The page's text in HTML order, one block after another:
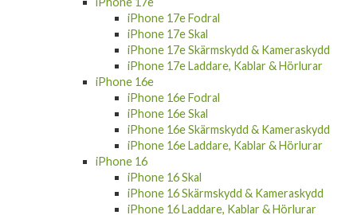
iPhone Air Skärmskydd & Kameraskydd
iPhone Air Laddare, Kablar & Hörlurar
iPhone Air Fodral
iPhone 17e
iPhone 17e Fodral
iPhone 17e Skal
iPhone 17e Skärmskydd & Kameraskydd
iPhone 17e Laddare, Kablar & Hörlurar
iPhone 16e
iPhone 16e Fodral
iPhone 16e Skal
iPhone 16e Skärmskydd & Kameraskydd
iPhone 16e Laddare, Kablar & Hörlurar